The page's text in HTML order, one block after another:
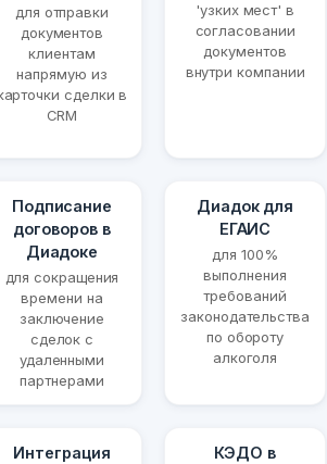
для отправки
документов
клиентам
напрямую из
сделки в
CRM
'узких мест' в
согласовании
документов
внутри компании
Подписание
договоров в
Диадоке
для сокращения
времени на
заключение
сделок с
удаленными
партнерами
Диадок для
ЕГАИС
для 100%
выполнения
требований
законодательства
по обороту
алкоголя
Интеграция
КЭДО в